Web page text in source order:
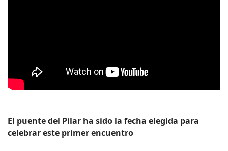
El puente del Pilar ha sido la fecha elegida para
celebrar este primer encuentro